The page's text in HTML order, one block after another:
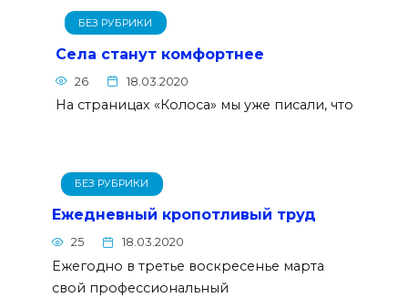
БЕЗ РУБРИКИ
Села станут комфортнее
26 18.03.2020
На страницах «Колоса» мы уже писали, что
БЕЗ РУБРИКИ
Ежедневный кропотливый труд
25 18.03.2020
Eжегодно в третье воскресенье марта
свой профессиональный